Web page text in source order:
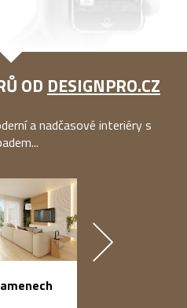
OD DESIGNPRO.CZ
a nadčasové interiéry s